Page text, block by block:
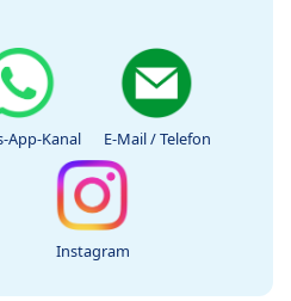
App-Kanal E-Mail / Telefon
Instagram